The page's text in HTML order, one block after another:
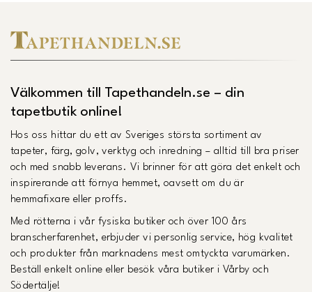
Välkommen till Tapethandeln.se – din
tapetbutik online!
Hos oss hittar du ett av Sveriges största sortiment av
tapeter, färg, golv, verktyg och inredning – alltid till bra priser
och med snabb leverans. Vi brinner för att göra det enkelt och
inspirerande att förnya hemmet, oavsett om du är
hemmafixare eller proffs.
Med rötterna i vår fysiska butiker och över 100 års
branscherfarenhet, erbjuder vi personlig service, hög kvalitet
och produkter från marknadens mest omtyckta varumärken.
Beställ enkelt online eller besök våra butiker i Vårby och
Södertälje!